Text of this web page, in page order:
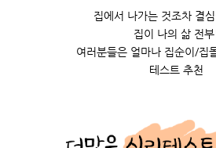
집에서 나가는 것조차 결
집이 나의 삶 전
여러분들은 얼마나 집순이/집
테스트 추천